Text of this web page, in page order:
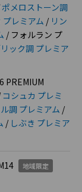
ポメロストーン調
プレミアム / リン
/ フォルラン プ
ック調 プレミア
PREMIUM
コシュカ プレミ
調 プレミアム /
/ しぶき プレミア
地域限定